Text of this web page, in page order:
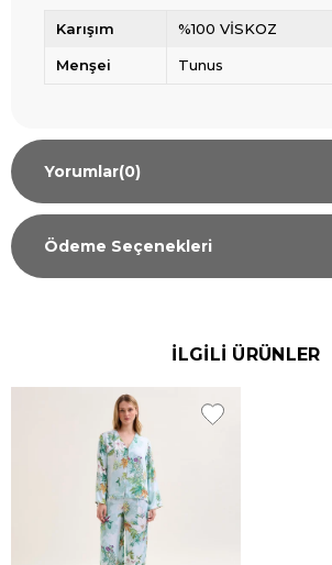
Karışım %100 VİSKOZ
Menşei Tunus
Yorumlar(0)
Ödeme Seçenekleri
İLGİLİ ÜRÜNLER